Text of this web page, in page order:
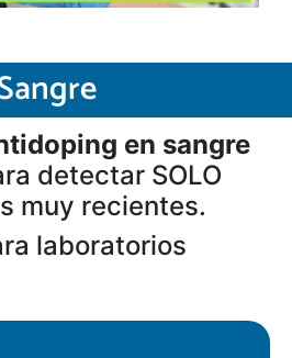
en sangre
detectar SOLO
muy recientes.
laboratorios